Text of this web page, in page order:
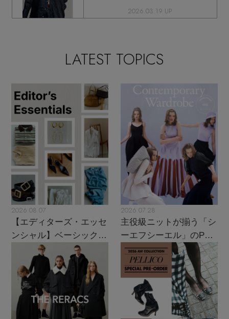
2026.03.19 UP
LATEST TOPICS
2026.08.07
【エディターズ・エッセ
ンシャル】ベーシックと
トレンドが交差する16の
2026.07.28
主役級ニットが揃う「シ
ーエフシーエル」のPOP
UPがスタート